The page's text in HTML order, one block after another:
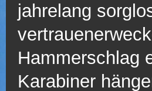
jahrelang
Hammerschlag
Karabiner